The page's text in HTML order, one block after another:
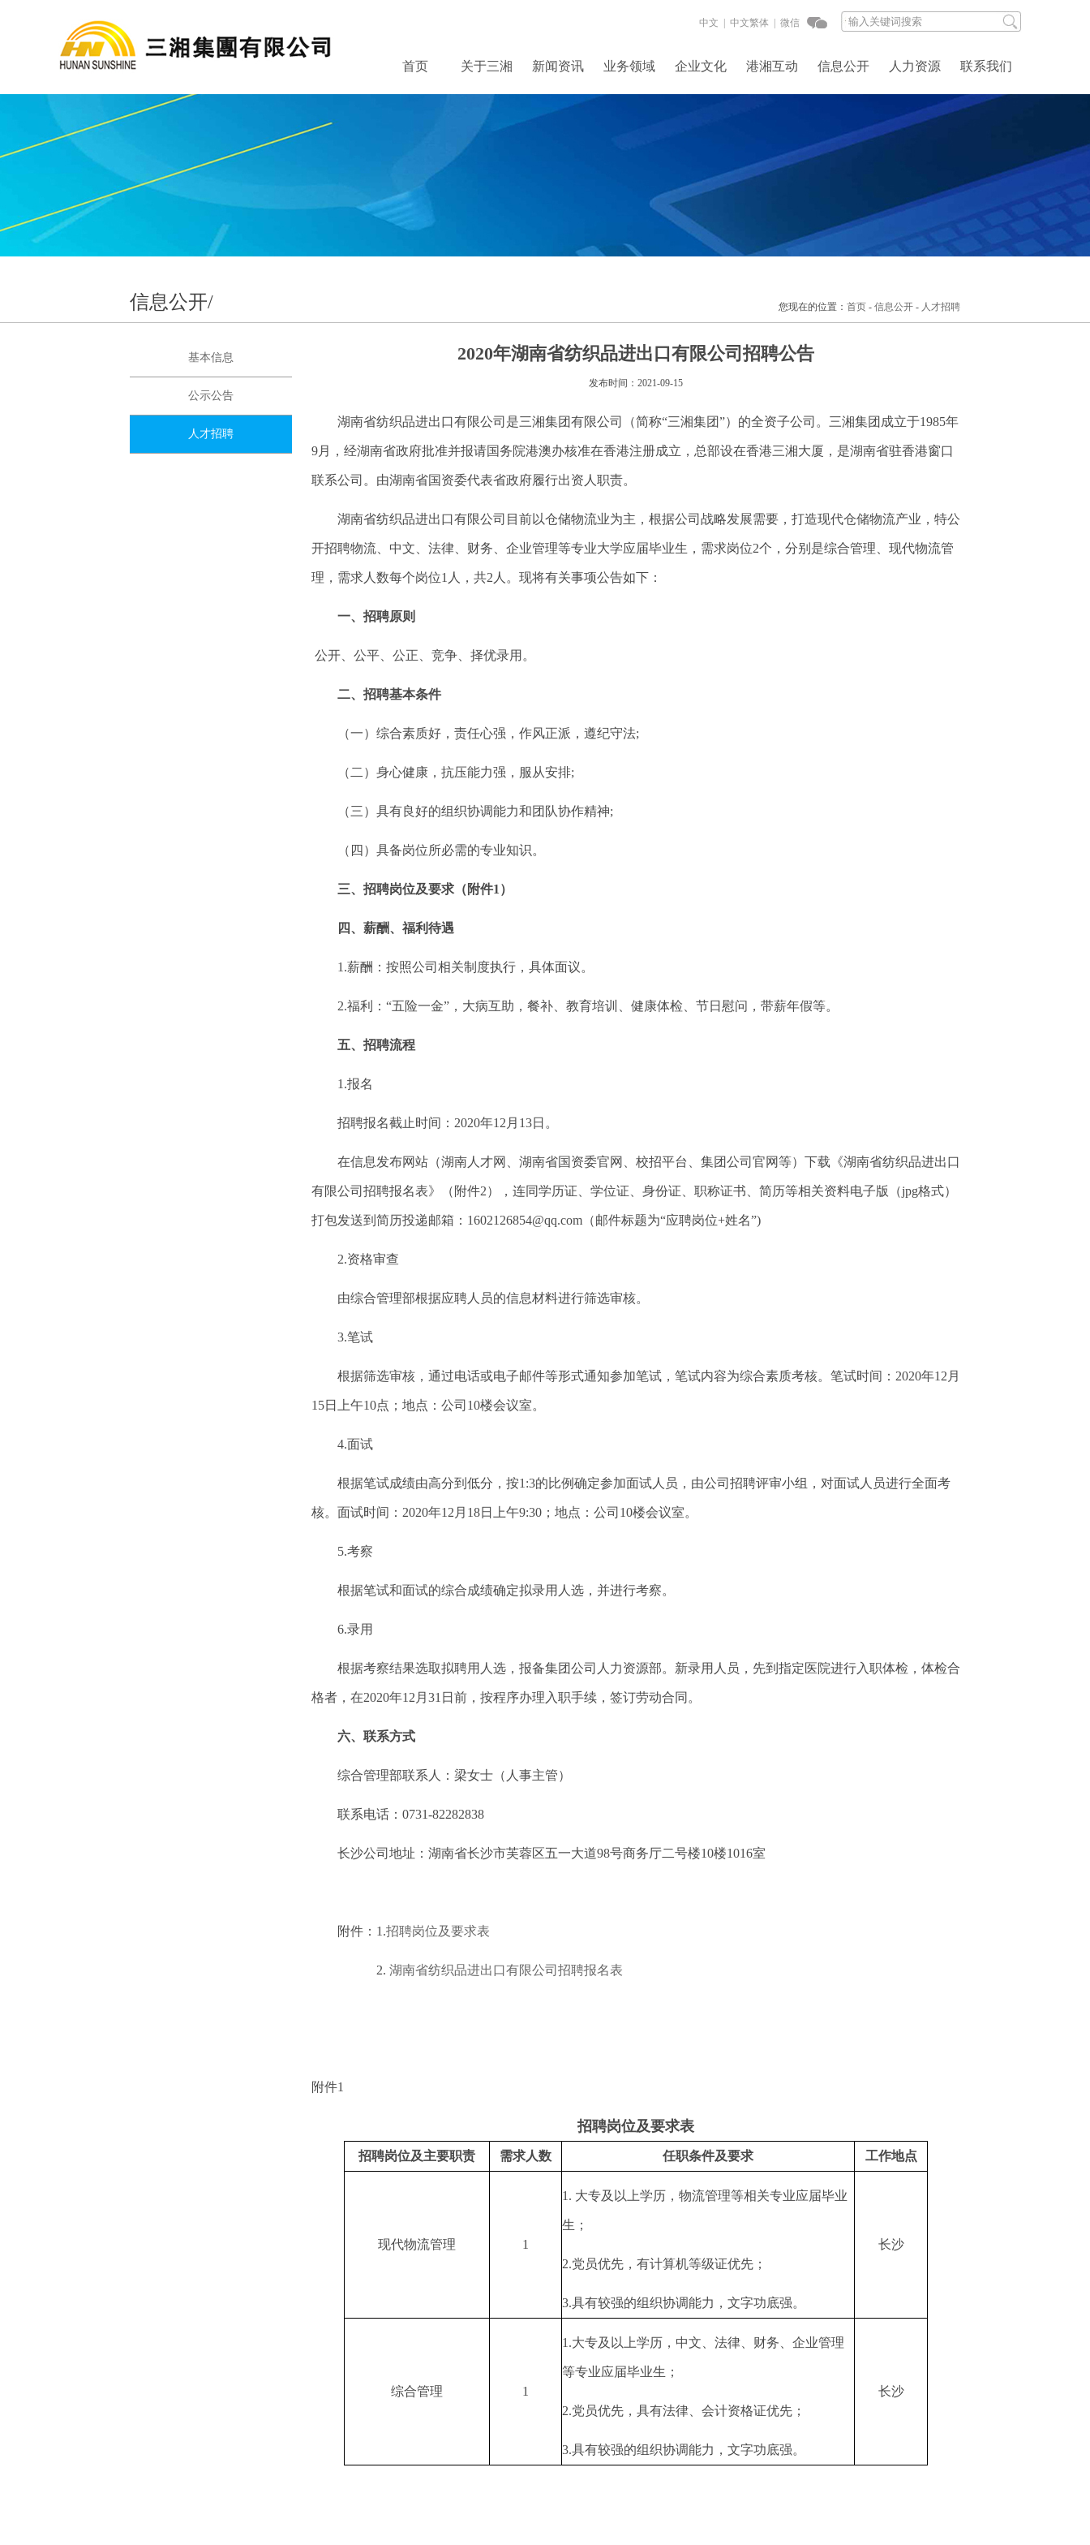
中文 | 中文繁体 | 微信
首页 关于三湘 新闻资讯 业务领域 企业文化 港湘互动 信息公开 人力资源 联系我们
信息公开/ 您现在的位置： 首页 - 信息公开 - 人才招聘
基本信息
公示公告
人才招聘
2020年湖南省纺织品进出口有限公司招聘公告
发布时间： 2021-09-15
湖南省纺织品进出口有限公司是三湘集团有限公司（简称“三湘集团”）的全资子公司。三湘集团成立于1985年
9月，经湖南省政府批准并报请国务院港澳办核准在香港注册成立，总部设在香港三湘大厦，是湖南省驻香港窗口
联系公司。由湖南省国资委代表省政府履行出资人职责。
湖南省纺织品进出口有限公司目前以仓储物流业为主，根据公司战略发展需要，打造现代仓储物流产业，特公
开招聘物流、中文、法律、财务、企业管理等专业大学应届毕业生，需求岗位2个，分别是综合管理、现代物流管
理，需求人数每个岗位1人，共2人。现将有关事项公告如下：
一、招聘原则
公开、公平、公正、竞争、择优录用。
二、招聘基本条件
（一）综合素质好，责任心强，作风正派，遵纪守法;
（二）身心健康，抗压能力强，服从安排;
（三）具有良好的组织协调能力和团队协作精神;
（四）具备岗位所必需的专业知识。
三、招聘岗位及要求（附件1）
四、薪酬、福利待遇
1.薪酬：按照公司相关制度执行，具体面议。
2.福利：“五险一金”，大病互助，餐补、教育培训、健康体检、节日慰问，带薪年假等。
五、招聘流程
1.报名
招聘报名截止时间：2020年12月13日。
在信息发布网站（湖南人才网、湖南省国资委官网、校招平台、集团公司官网等）下载《湖南省纺织品进出口
有限公司招聘报名表》（附件2），连同学历证、学位证、身份证、职称证书、简历等相关资料电子版（jpg格式）
打包发送到简历投递邮箱：1602126854@qq.com（邮件标题为“应聘岗位+姓名”)
2.资格审查
由综合管理部根据应聘人员的信息材料进行筛选审核。
3.笔试
根据筛选审核，通过电话或电子邮件等形式通知参加笔试，笔试内容为综合素质考核。笔试时间：2020年12月
15日上午10点；地点：公司10楼会议室。
4.面试
根据笔试成绩由高分到低分，按1:3的比例确定参加面试人员，由公司招聘评审小组，对面试人员进行全面考
核。面试时间：2020年12月18日上午9:30；地点：公司10楼会议室。
5.考察
根据笔试和面试的综合成绩确定拟录用人选，并进行考察。
6.录用
根据考察结果选取拟聘用人选，报备集团公司人力资源部。新录用人员，先到指定医院进行入职体检，体检合
格者，在2020年12月31日前，按程序办理入职手续，签订劳动合同。
六、联系方式
综合管理部联系人：梁女士（人事主管）
联系电话：0731-82282838
长沙公司地址：湖南省长沙市芙蓉区五一大道98号商务厅二号楼10楼1016室
附件：1.招聘岗位及要求表
2. 湖南省纺织品进出口有限公司招聘报名表
附件1
招聘岗位及要求表
招聘岗位及主要职责 需求人数 任职条件及要求 工作地点
现代物流管理 1
1. 大专及以上学历，物流管理等相关专业应届毕业
生；
2.党员优先，有计算机等级证优先；
3.具有较强的组织协调能力，文字功底强。
长沙
综合管理 1
1.大专及以上学历，中文、法律、财务、企业管理
等专业应届毕业生；
2.党员优先，具有法律、会计资格证优先；
3.具有较强的组织协调能力，文字功底强。
长沙